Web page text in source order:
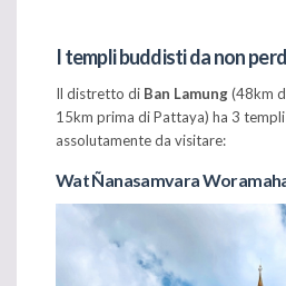
I templi buddisti da non
Il distretto di Ban Lamung(48km
15km prima di Pattaya) ha 3
assolutamente da visitare:
Wat Ñanasamvara